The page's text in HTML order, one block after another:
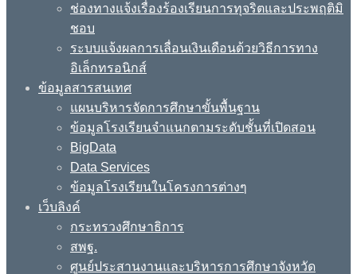
ช่องทางแจ้งเรื่องร้องเรียนการทุจริตและประพฤติมิ
ชอบ
ระบบแจ้งผลการเลื่อนเงินเดือนด้วยวิธีการทาง
อิเล็กทรอนิกส์
ข้อมูลสารสนเทศ
แผนบริหารจัดการศึกษาขั้นพื้นฐาน
ข้อมูลโรงเรียนจำแนกตามระดับชั้นที่เปิดสอน
BigData
Data Services
ข้อมูลโรงเรียนในโครงการต่างๆ
เว็บลิงค์
กระทรวงศึกษาธิการ
สพฐ.
ศูนย์ประสานงานและบริหารการศึกษาจังหวัด